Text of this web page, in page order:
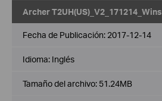
Archer T2UH(US)_V2_171214_Wins
Fecha de Publicación: 2017-12-14
Idioma: Inglés
Tamaño del archivo: 51.24MB